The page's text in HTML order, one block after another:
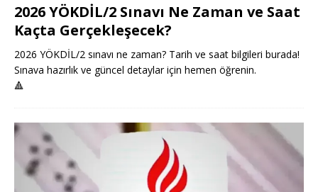
2026 YÖKDİL/2 Sınavı Ne Zaman ve Saat
Kaçta Gerçekleşecek?
2026 YÖKDİL/2 sınavı ne zaman? Tarih ve saat bilgileri burada!
Sınava hazırlık ve güncel detaylar için hemen öğrenin.
🔺